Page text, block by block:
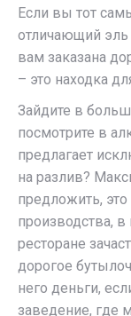
Если вы тот
отличающий
вам заказана
– это находка
Зайдите в
посмотрите в
предлагает
на разлив?
предложить,
производства, в
ресторане
дорогое
него деньги,
заведение, где